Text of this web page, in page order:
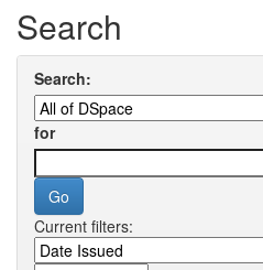
Search
Search:
for
Current filters: